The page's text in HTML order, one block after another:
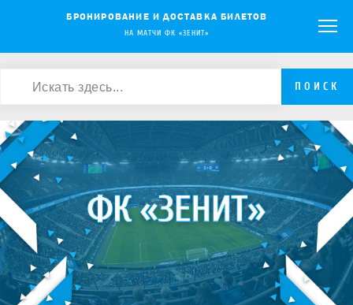
БРОНИРОВАНИЕ И ДОСТАВКА БИЛЕТОВ
НА МАТЧИ ФК «ЗЕНИТ»
ПОИСК